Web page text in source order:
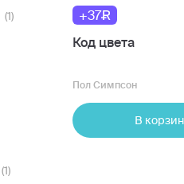
(1)
(1)
+37
Код цвета
Пол Симпсон
В